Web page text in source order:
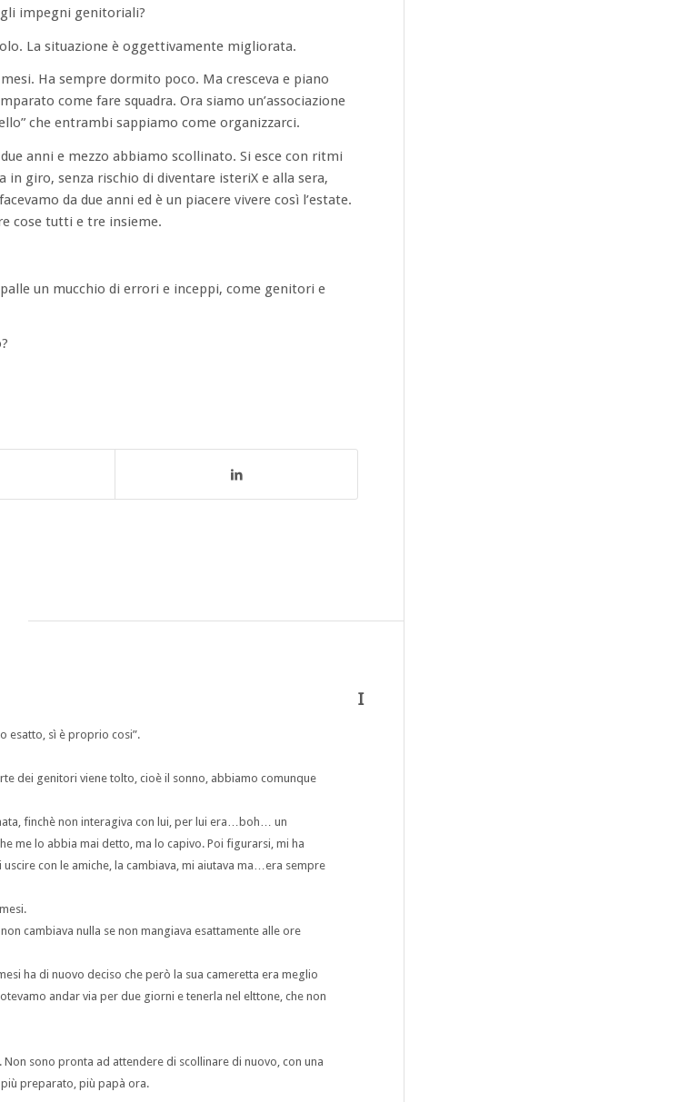
impegni genitoriali?
La situazione è oggettivamente migliorata.
Ha sempre dormito poco. Ma cresceva e piano
come fare squadra. Ora siamo un’associazione
che entrambi sappiamo come organizzarci.
anni e mezzo abbiamo scollinato. Si esce con ritmi
giro, senza rischio di diventare isteriX e alla sera,
da due anni ed è un piacere vivere così l’estate.
cose tutti e tre insieme.
un mucchio di errori e inceppi, come genitori e
esatto, sì è proprio cosi”.
dei genitori viene tolto, cioè il sonno, abbiamo comunque
finchè non interagiva con lui, per lui era…boh… un
me lo abbia mai detto, ma lo capivo. Poi figurarsi, mi ha
con le amiche, la cambiava, mi aiutava ma…era sempre
cambiava nulla se non mangiava esattamente alle ore
ha di nuovo deciso che però la sua cameretta era meglio
andar via per due giorni e tenerla nel elttone, che non
sono pronta ad attendere di scollinare di nuovo, con una
preparato, più papà ora.
I